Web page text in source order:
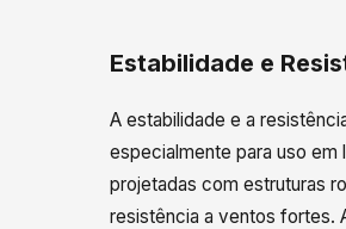
Estabilidade e
A estabilidade e a
especialmente para uso
projetadas com estruturas
resistência a ventos fortes.